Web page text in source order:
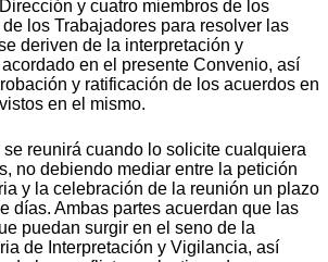
y cuatro miembros de los
los Trabajadores para resolver las
deriven de la interpretación y
en el presente Convenio, así
y ratificación de los acuerdos en
en el mismo.
reunirá cuando lo solicite cualquiera
no debiendo mediar entre la petición
y la celebración de la reunión un plazo
días. Ambas partes acuerdan que las
puedan surgir en el seno de la
de Interpretación y Vigilancia, así